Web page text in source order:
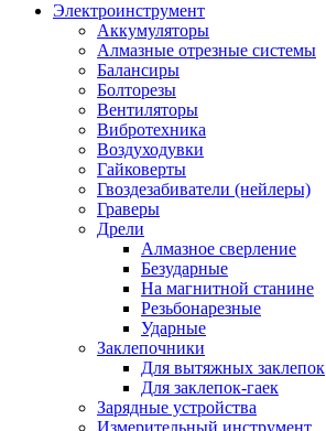
Электроинструмент
Аккумуляторы
Алмазные отрезные системы
Балансиры
Болторезы
Вентиляторы
Вибротехника
Воздуходувки
Гайковерты
Гвоздезабиватели (нейлеры)
Граверы
Дрели
Алмазное сверление
Безударные
На магнитной станине
Резьбонарезные
Ударные
Заклепочники
Для вытяжных заклепок
Для заклепок-гаек
Зарядные устройства
Измерительный инструмент